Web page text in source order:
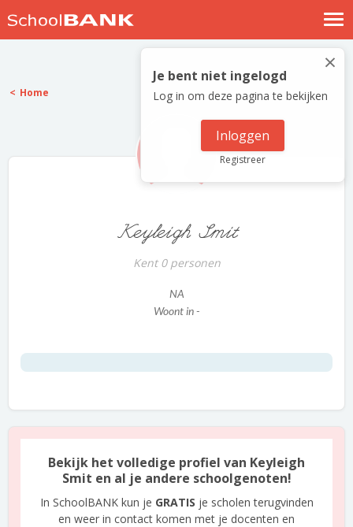
Nostalgische verhalen
Log in
Meld je gratis aan
×
Je bent niet ingelogd
Log in om deze pagina te bekijken
Inloggen
Registreer
Home
Keyleigh Smit
Kent 0 personen
NA
Woont in -
Bekijk het volledige profiel van Keyleigh
Smit en al je andere schoolgenoten!
In SchoolBANK kun je GRATIS je scholen terugvinden
en weer in contact komen met je docenten en